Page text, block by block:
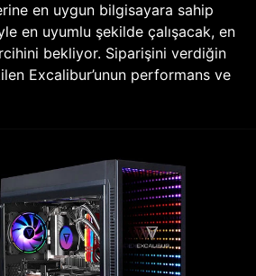
en uygun bilgisayara sahip
en uyumlu şekilde çalışacak, en
bekliyor. Siparişini verdiğin
Excalibur’unun performans ve